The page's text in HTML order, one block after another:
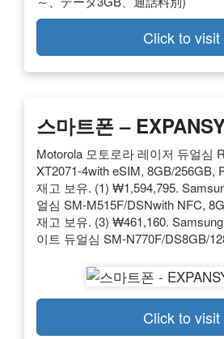
Click to visit
스마트폰 –
Motorola 모토로라 레이저 듀얼심
XT2071-4with eSIM, 8GB/256GB,
재고 보유. (1) ₩1,594,795.
얼심 SM-M515F/DSNwith NFC,
재고 보유. (3) ₩461,160.
이트 듀얼심 SM-N770F/DS8GB/
Click to visit